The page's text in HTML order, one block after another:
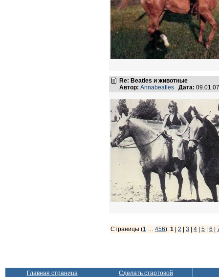
Re: Beatles и животные
Автор: Annabeatles Дата:
Страницы (1 456): 1 | 2 | 3 | 4 | 5 | 6 |
Главная страница Сделать стартовой